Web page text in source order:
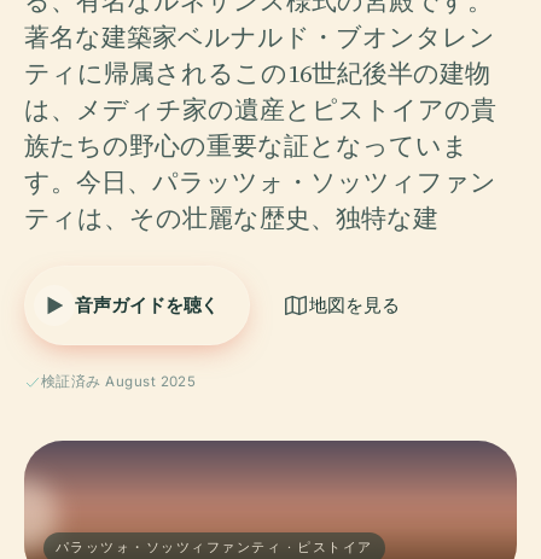
著名な建築家ベルナルド・ブオンタレン
ティに帰属されるこの16世紀後半の建物
は、メディチ家の遺産とピストイアの貴
族たちの野心の重要な証となっていま
す。今日、パラッツォ・ソッツィファン
ティは、その壮麗な歴史、独特な建
音声ガイドを聴く 地図を見る
検証済み August 2025
パラッツォ・ソッツィファンティ · ピストイア